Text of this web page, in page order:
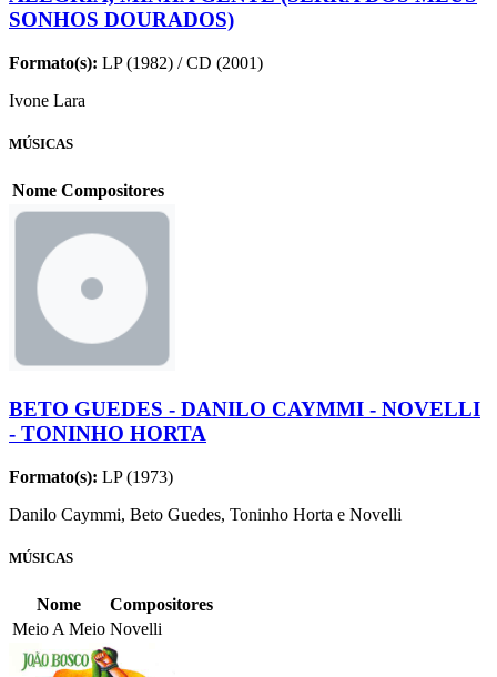
SONHOS DOURADOS)
Formato(s): LP (1982) / CD (2001)
Ivone Lara
MÚSICAS
Nome Compositores
BETO GUEDES - DANILO CAYMMI - NOVELLI
- TONINHO HORTA
Formato(s): LP (1973)
Danilo Caymmi, Beto Guedes, Toninho Horta e Novelli
MÚSICAS
Nome
Compositores
Meio A Meio Novelli